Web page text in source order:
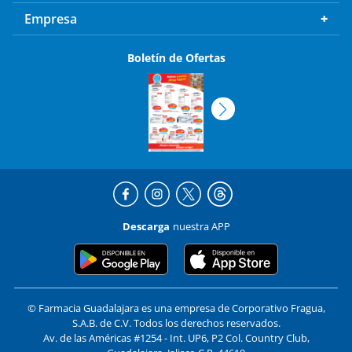
Empresa
Boletín de Ofertas
Descarga nuestra APP
© Farmacia Guadalajara es una empresa de Corporativo Fragua,
S.A.B. de C.V. Todos los derechos reservados.
Av. de las Américas #1254 - Int. UP6, P2 Col. Country Club,